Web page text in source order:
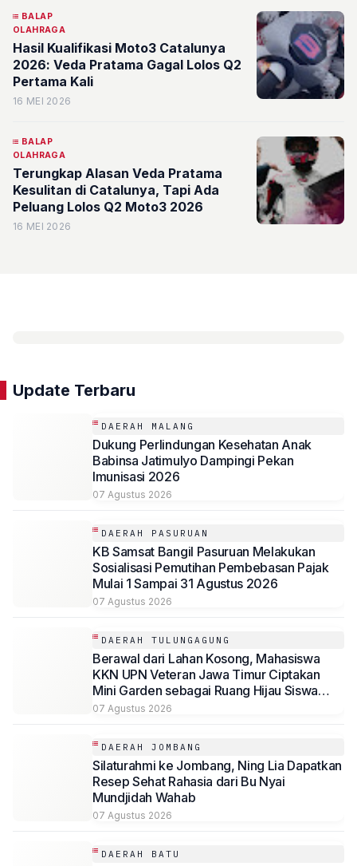
BALAP
OLAHRAGA
Hasil Kualifikasi Moto3 Catalunya
2026: Veda Pratama Gagal Lolos Q2
Pertama Kali
16 MEI 2026
BALAP
OLAHRAGA
Terungkap Alasan Veda Pratama
Kesulitan di Catalunya, Tapi Ada
Peluang Lolos Q2 Moto3 2026
16 MEI 2026
Update Terbaru
DAERAH MALANG
Dukung Perlindungan Kesehatan Anak
Babinsa Jatimulyo Dampingi Pekan
Imunisasi 2026
07 Agustus 2026
DAERAH PASURUAN
KB Samsat Bangil Pasuruan Melakukan
Sosialisasi Pemutihan Pembebasan Pajak
Mulai 1 Sampai 31 Agustus 2026
07 Agustus 2026
DAERAH TULUNGAGUNG
Berawal dari Lahan Kosong, Mahasiswa
KKN UPN Veteran Jawa Timur Ciptakan
Mini Garden sebagai Ruang Hijau Siswa
SMP Al-Azhaar Tulungagung
07 Agustus 2026
DAERAH JOMBANG
Silaturahmi ke Jombang, Ning Lia Dapatkan
Resep Sehat Rahasia dari Bu Nyai
Mundjidah Wahab
07 Agustus 2026
DAERAH BATU